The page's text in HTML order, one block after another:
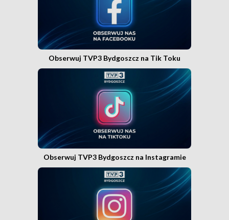
Obserwuj TVP3 Bydgoszcz na Tik Toku
Obserwuj TVP3 Bydgoszcz na Instagramie